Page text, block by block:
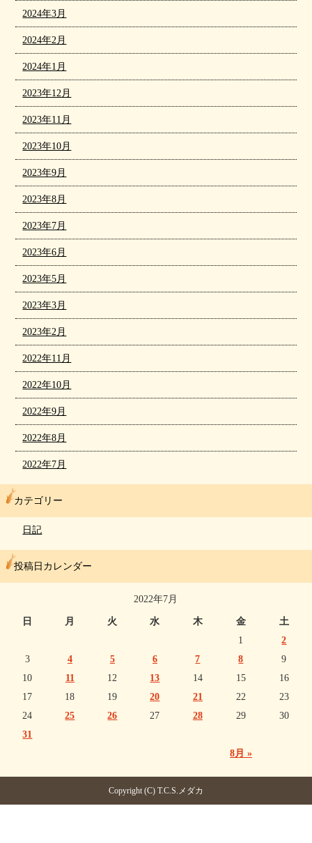
2024年3月
2024年2月
2024年1月
2023年12月
2023年11月
2023年10月
2023年9月
2023年8月
2023年7月
2023年6月
2023年5月
2023年3月
2023年2月
2022年11月
2022年10月
2022年9月
2022年8月
2022年7月
カテゴリー
日記
投稿日カレンダー
2022年7月
日 月 火 水 木 金 土
8月 »
1
2
3
4 5 6 7 8
9
10
11 12 13 14 15
16
17
18 19 20 21 22
23
24
25 26 27 28 29
30
31
Copyright (C) T.C.S.メダカ